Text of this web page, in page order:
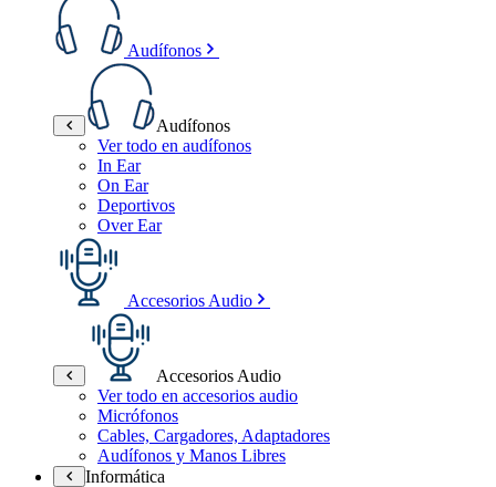
Audífonos
Audífonos
Ver todo en audífonos
In Ear
On Ear
Deportivos
Over Ear
Accesorios Audio
Accesorios Audio
Ver todo en accesorios audio
Micrófonos
Cables, Cargadores, Adaptadores
Audífonos y Manos Libres
Informática